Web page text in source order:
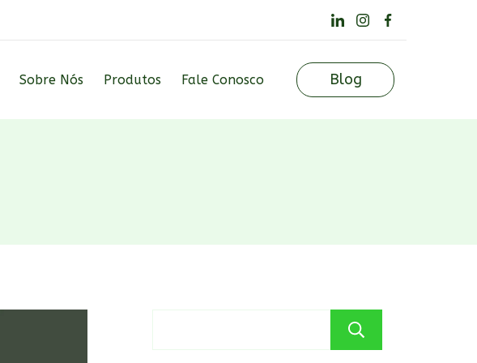
Sobre Nós Produtos Fale Conosco Blog